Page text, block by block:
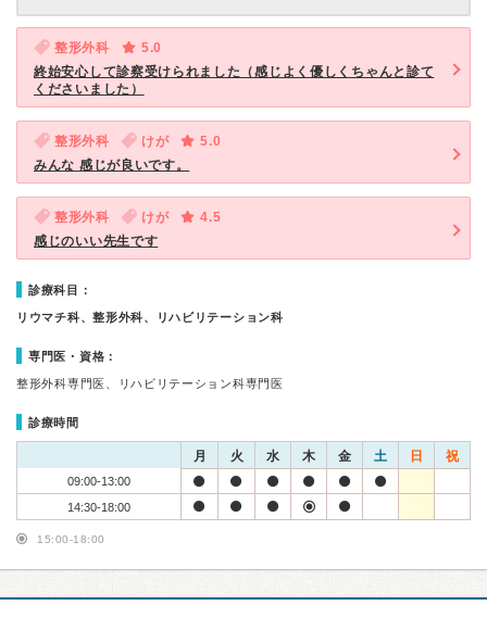
整形外科
5.0
終始安心して診察受けられました（感じよく優しくちゃんと診て
くださいました）
整形外科 けが
5.0
みんな 感じが良いです。
整形外科 けが
4.5
感じのいい先生です
診療科目：
リウマチ科、整形外科、リハビリテーション科
専門医・資格：
整形外科専門医、リハビリテーション科専門医
診療時間
月 火 水 木 金 土 日 祝
09:00-13:00
14:30-18:00
15:00-18:00